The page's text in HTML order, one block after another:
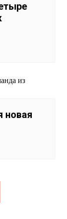
новая